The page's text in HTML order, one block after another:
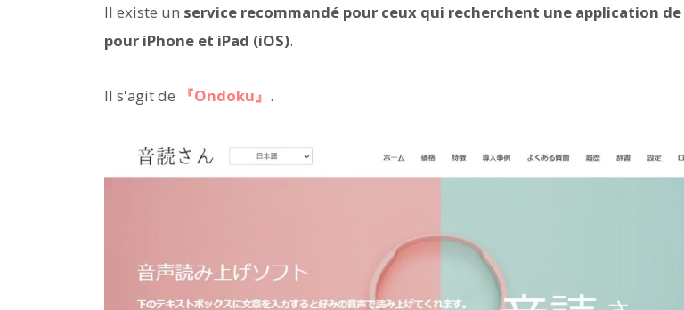
Il existe un service recommandé pour ceux qui recherchent une application
pour iPhone et iPad (iOS).
Il s'agit de 『Ondoku』 .